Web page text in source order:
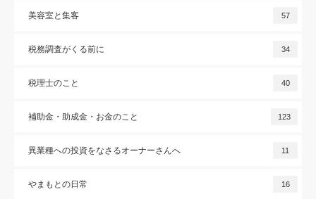
美容室と集客 57
税務調査がくる前に 34
税理士のこと 40
補助金・助成金・お金のこと 123
異業種への投資をなさるオーナーさんへ 11
やまもとの日常 16